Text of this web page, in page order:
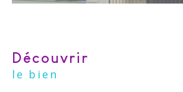
découvrir
le bien